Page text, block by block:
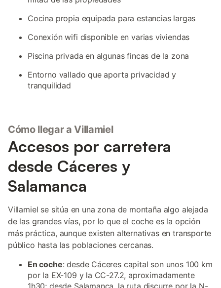
Cocina propia equipada para estancias largas
Conexión wifi disponible en varias viviendas
Piscina privada en algunas fincas de la zona
Entorno vallado que aporta privacidad y
tranquilidad
Cómo llegar a Villamiel
Accesos por carretera
desde Cáceres y
Salamanca
Villamiel se sitúa en una zona de montaña algo alejada
de las grandes vías, por lo que el coche es la opción
más práctica, aunque existen alternativas en transporte
público hasta las poblaciones cercanas.
En coche: desde Cáceres capital son unos 100 km
por la EX-109 y la CC-27.2, aproximadamente
1h30; desde Salamanca, la ruta discurre por la N-